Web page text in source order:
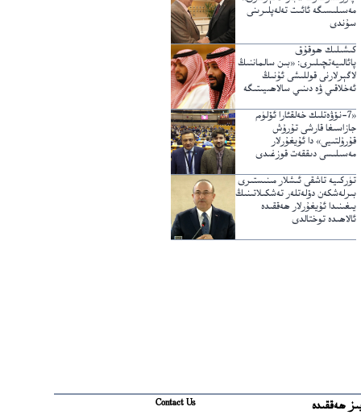
مەسىلىسىگە ئائىت تەلەپلىرىنى
سۇندى
كىشىلىك ھوقۇق
پائالىيەتچىلىرى: «بىن سالماننىڭ
لاگېرلارنى قوللىشى ئۇنىڭ
ئەخلاقىي ۋە دىنىي سالاھىيىتىگە
«7-نۆۋەتلىك خەلقئارا ئۆلۈم
جازاسىغا قارشى تۇرۇش
قۇرۇلتىيى» دا ئۇيغۇرلار
مەسىلىسى دىققەت قوزغىدى
تۈركىيە تاشقى ئىشلار مىنىستىرى
بىرلەشكەن دۆلەتلەر تەشكىلاتىنىڭ
يىغىنىدا ئۇيغۇرلار ھەققىدە
ئالاھىدە توختالدى
ھەققىدە
Contact Us